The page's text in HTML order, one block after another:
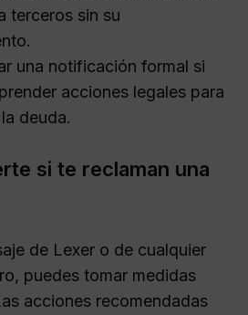
terceros sin su
una notificación formal si
acciones legales para
deuda.
si te reclaman una
de Lexer o de cualquier
puedes tomar medidas
acciones recomendadas